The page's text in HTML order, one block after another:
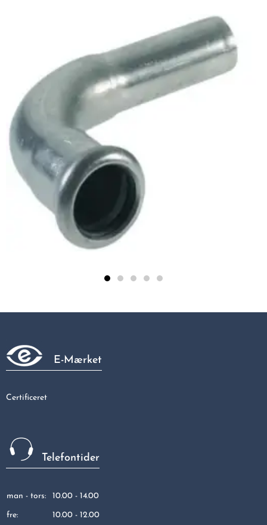
76,14 kr
E-Mærket
Certificeret
Telefontider
man - tors: 10.00 - 14.00
fre: 10.00 - 12.00